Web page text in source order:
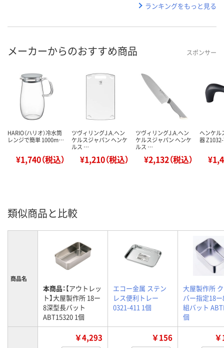
ランキングをもっと見る
メーカーからのおすすめ商品 スポンサー
HARIO（ハリオ）冷水筒
レンジで簡単 1000m…
¥1,740（税込）
ツヴィリングJ.A.ヘン
ケルスジャパン ヘンケ
ルス …
¥1,210（税込）
ツヴィリングJ.A.ヘン
ケルスジャパン ヘンケ
ルス …
¥2,132（税込）
ヘンケル
器
類似商品と比較
商品名
本商品：【アウトレッ
ト】大屋製作所 18ー
8深型長バット
ABT15320 1個
エコー金属 ステン
レス便利トレー
0321-411 1個
大屋製作所
バー指定18
組バット
個
￥4,293 ￥156